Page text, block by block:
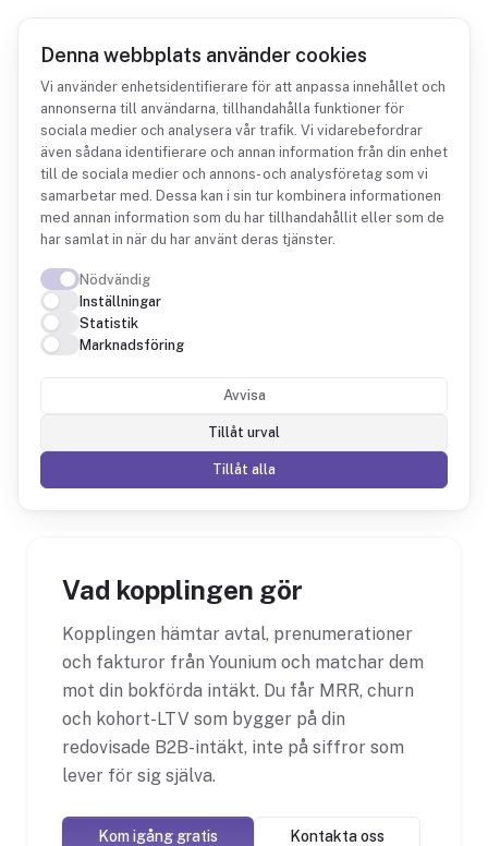
Denna webbplats använder cookies
Vi använder enhetsidentifierare för att anpassa innehållet och
annonserna till användarna, tillhandahålla funktioner för
sociala medier och analysera vår trafik. Vi vidarebefordrar
även sådana identifierare och annan information från din enhet
till de sociala medier och annons- och analysföretag som vi
samarbetar med. Dessa kan i sin tur kombinera informationen
med annan information som du har tillhandahållit eller som de
har samlat in när du har använt deras tjänster.
Nödvändig
Inställningar
Statistik
Marknadsföring
Avvisa
Tillåt urval
Tillåt alla
Integrationer Younium
Younium + Fintower
Fintower läser dina avtal, prenumerationer och
fakturor från Younium och sätter dem mot den
bokförda intäkten, så att MRR, churn och
kohort-LTV samlas med resten av ekonomin.
Vad kopplingen gör
Kopplingen hämtar avtal, prenumerationer
och fakturor från Younium och matchar dem
mot din bokförda intäkt. Du får MRR, churn
och kohort-LTV som bygger på din
redovisade B2B-intäkt, inte på siffror som
lever för sig själva.
Kom igång gratis Kontakta oss